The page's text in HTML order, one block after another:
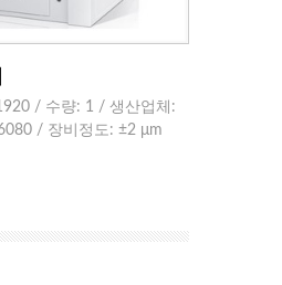
/ 수량: 1 / 생산업체:
/ 장비정도: ±2 μm